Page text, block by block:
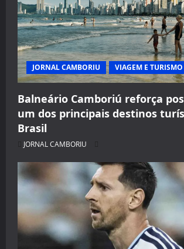
JORNAL CAMBORIU VIAGEM E TURISMO
Balneário Camboriú reforça
um dos principais destinos
Brasil
JORNAL CAMBORIU